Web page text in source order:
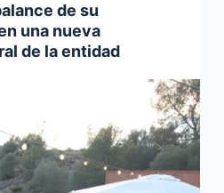
de su
una nueva
de la entidad